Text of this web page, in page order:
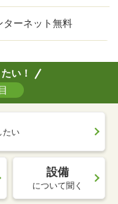
ターネット無料
い！
たい
設備
について聞く